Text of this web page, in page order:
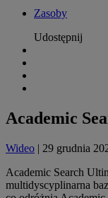
Zasoby
Udostępnij
Academic
Wideo | 29 grudnia
Academic Search
multidyscyplinarna